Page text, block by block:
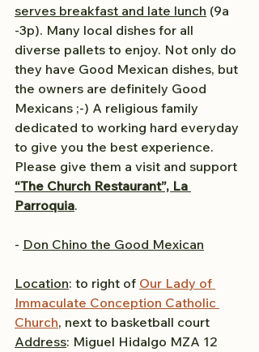
serves breakfast and late lunch (9a
-3p). Many local dishes for all
diverse pallets to enjoy. Not only do
they have Good Mexican dishes, but
the owners are definitely Good
Mexicans ;-) A religious family
dedicated to working hard everyday
to give you the best experience.
Please give them a visit and support
“The Church Restaurant”, La
Parroquia.
- Don Chino the Good Mexican
Location: to right of Our Lady of
Immaculate Conception Catholic
Church, next to basketball court
Address: Miguel Hidalgo MZA 12